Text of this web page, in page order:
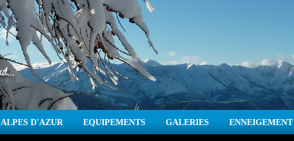
ALPES D'AZUR EQUIPEMENTS GALERIES ENNEIGEMENT